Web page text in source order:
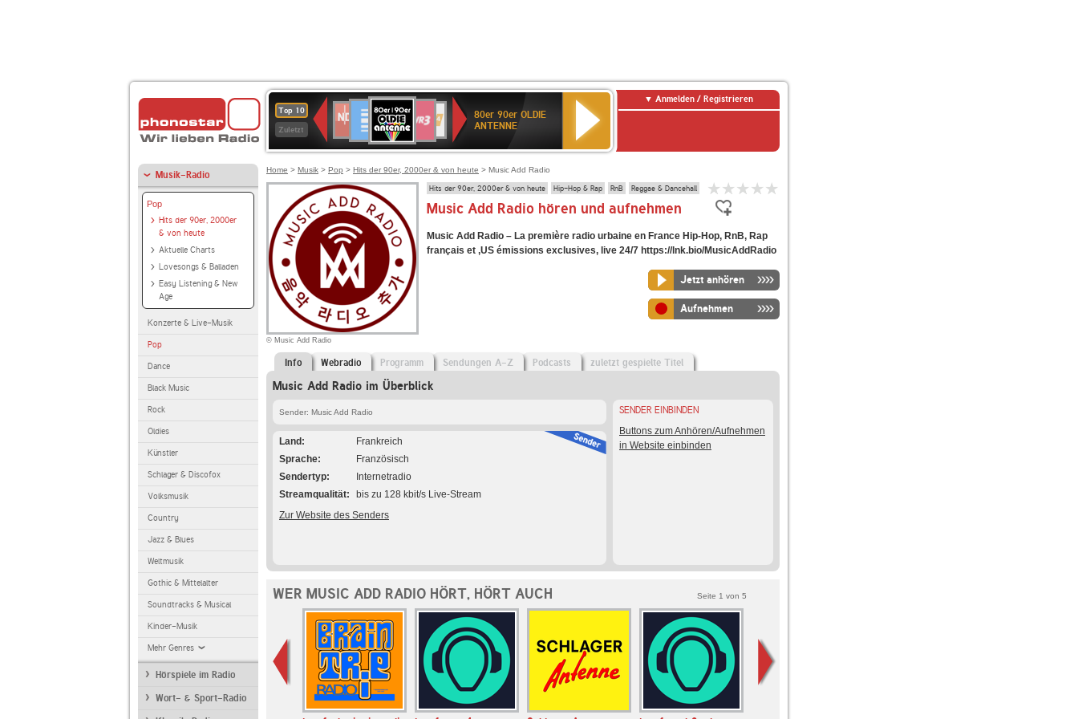
Top 10
Zuletzt
Deutschlandfunk
80er
90er
OLDIE
ANTENNE
SWR3
SWR
Kultur
NDR
2
80er 90er OLDIE
ANTENNE
Anmelden / Registrieren
Musik-Radio
Pop
Hits der 90er, 2000er
& von heute
Aktuelle Charts
Lovesongs & Balladen
Easy Listening & New
Age
Konzerte & Live-Musik
Pop
Dance
Black Music
Rock
Oldies
Künstler
Schlager & Discofox
Volksmusik
Country
Jazz & Blues
Weltmusik
Gothic & Mittelalter
Soundtracks & Musical
Kinder-Musik
Mehr Genres
Hörspiele im Radio
Wort- & Sport-Radio
Home > Musik > Pop > Hits der 90er, 2000er & von heute > Music Add Radio
© Music Add Radio
Hits der 90er, 2000er & von heute Hip-Hop & Rap RnB Reggae & Dancehall
Music Add Radio hören und aufnehmen
Music Add Radio – La première radio urbaine en France Hip-Hop, RnB, Rap
français et ,US émissions exclusives, live 24/7 https://lnk.bio/MusicAddRadio
Jetzt anhören
Aufnehmen
Info Webradio Programm Sendungen A-Z Podcasts zuletzt gespielte Titel
Music Add Radio im Überblick
Sender: Music Add Radio
Land
Frankreich
Sprache
Französisch
Sendertyp
Internetradio
Streamqualität
bis zu 128 kbit/s Live-Stream
Zur Website des Senders
SENDER EINBINDEN
Buttons zum Anhören/Aufnehmen
in Website einbinden
WER MUSIC ADD RADIO HÖRT, HÖRT AUCH Seite 1 von 5